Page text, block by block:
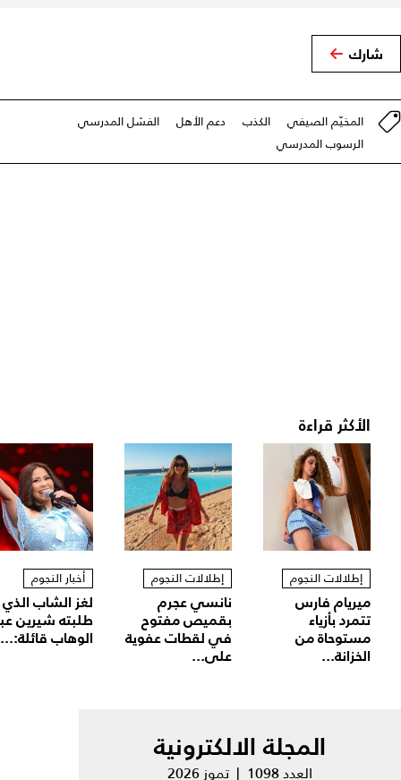
شارك
المخيّم الصيفي الكذب دعم الأهل
الفشل المدرسي
الرسوب المدرسي
الأكثر قراءة
إطلالات النجوم
ميريام فارس
تتمرد بأزياء
مستوحاة من
الخزانة...
إطلالات النجوم
نانسي عجرم
بقميص مفتوح
في لقطات عفوية
على...
أخبار النجوم
لغز الشاب الذي
طلبته شيرين
الوهاب قائلة:...
المجلة الالكترونية
العدد 1098 | تموز 2026